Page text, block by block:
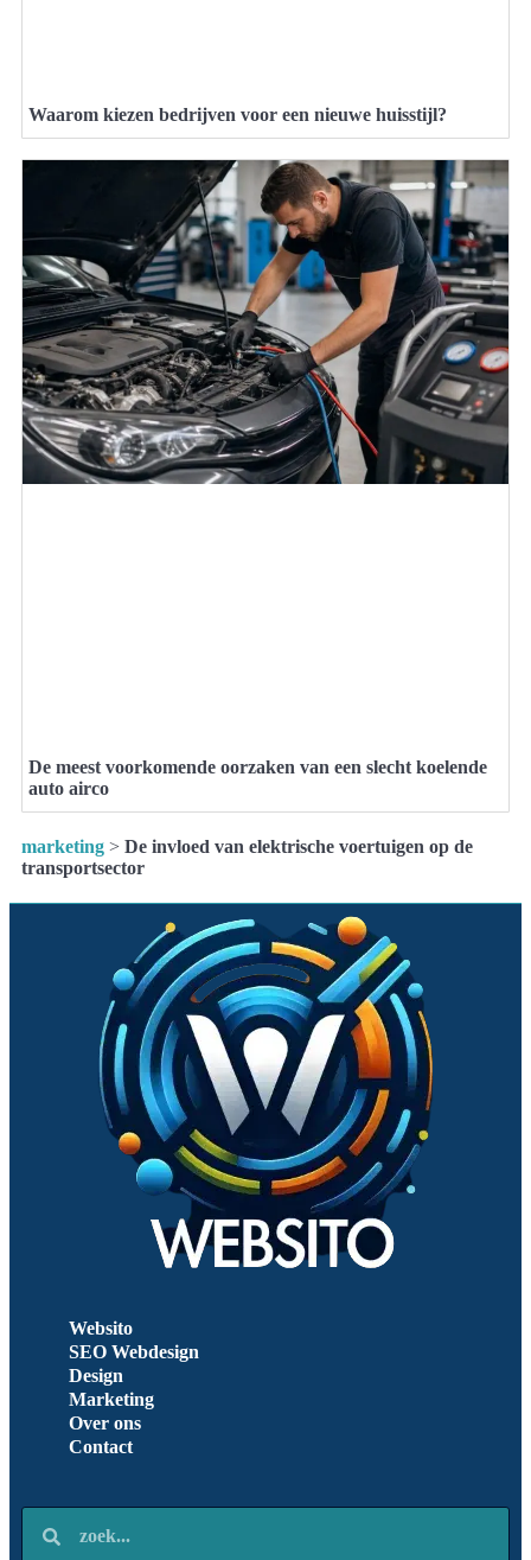
Waarom kiezen bedrijven voor een nieuwe huisstijl?
De meest voorkomende oorzaken van een slecht koelende
auto airco
marketing > De invloed van elektrische voertuigen op de
transportsector
Websito
SEO Webdesign
Design
Marketing
Over ons
Contact